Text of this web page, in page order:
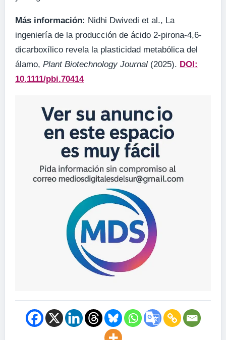
Más información: Nidhi Dwivedi et al., La
ingeniería de la producción de ácido 2-pirona-4,6-
dicarboxílico revela la plasticidad metabólica del
álamo, Plant Biotechnology Journal (2025). DOI:
10.1111/pbi.70414